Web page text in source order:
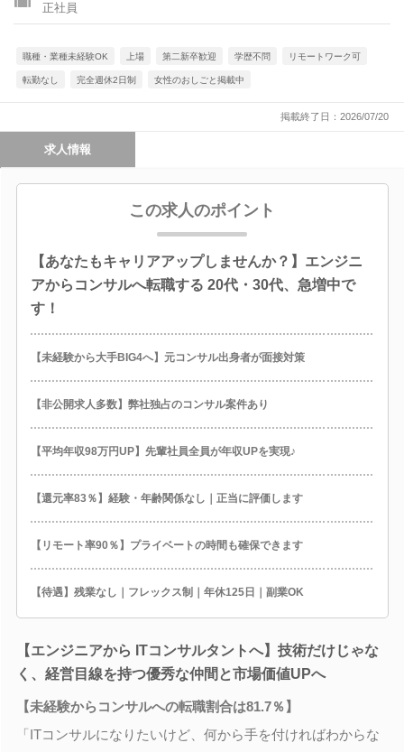
正社員
職種・業種未経験OK 上場 第二新卒歓迎 学歴不問 リモートワーク可
転勤なし 完全週休2日制 女性のおしごと掲載中
掲載終了日：2026/07/20
求人情報
この求人のポイント
【あなたもキャリアアップしませんか？】エンジニ
アからコンサルへ転職する 20代・30代、急増中で
す！
【未経験から大手BIG4へ】元コンサル出身者が面接対策
【非公開求人多数】弊社独占のコンサル案件あり
【平均年収98万円UP】先輩社員全員が年収UPを実現♪
【還元率83％】経験・年齢関係なし｜正当に評価します
【リモート率90％】プライベートの時間も確保できます
【待遇】残業なし｜フレックス制｜年休125日｜副業OK
【エンジニアから ITコンサルタントへ】技術だけじゃな
く、経営目線を持つ優秀な仲間と市場価値UPへ
【未経験からコンサルへの転職割合は81.7％】
「ITコンサルになりたいけど、何から手を付ければわからな